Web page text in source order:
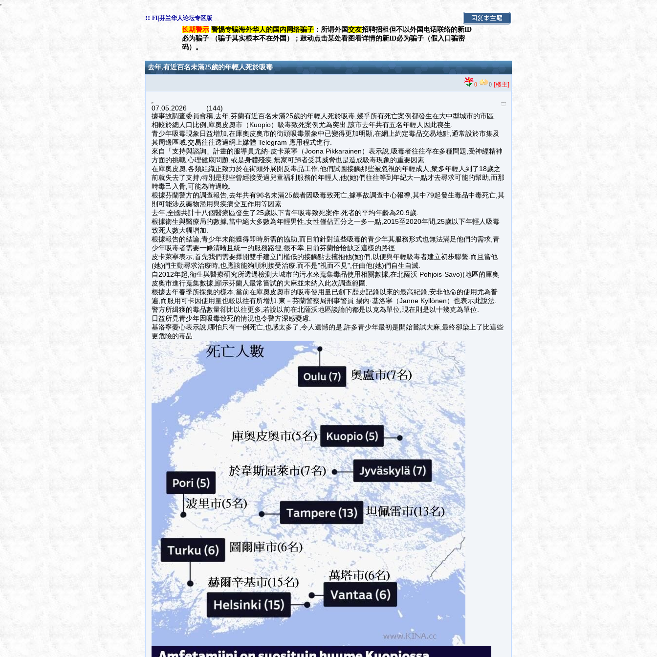
:: FI|芬兰华人论坛专区版
长期警示 警惕专骗海外华人的国内网络骗子 ：所谓外国交友招聘招租但不以外国电话联络的新ID
必为骗子 （骗子其实根本不在外国）；鼓动点击某处看图看详情的新ID必为骗子（假入口骗密
码）。
去年,有近百名未滿25歲的年輕人死於吸毒
0 0 [楼主]
07.05.2026 (144)
據事故調查委員會稱,去年,芬蘭有近百名未滿25歲的年輕人死於吸毒,幾乎所有死亡案例都發生在大中型城市的市區.
相較於總人口比例,庫奧皮奧市（Kuopio）吸毒致死案例尤為突出,該市去年共有五名年輕人因此喪生.
青少年吸毒現象日益增加,在庫奧皮奧市的街頭吸毒景象中已變得更加明顯,在網上約定毒品交易地點,通常設於市集及
其周邊區域.交易往往透過網上媒體 Telegram 應用程式進行.
來自「支持與諮詢」計畫的服導員尤納·皮卡萊寧（Joona Pikkarainen）表示說,吸毒者往往存在多種問題,受神經精神
方面的挑戰,心理健康問題,或是身體殘疾,無家可歸者受其威脅也是造成吸毒現象的重要因素.
在庫奧皮奧,各類組織正致力於在街頭外展開反毒品工作,他們試圖接觸那些被忽視的年輕成人,衆多年輕人到了18歲之
前就失去了支持,特別是那些曾經接受過兒童福利服務的年輕人,他(她)們往往等到年紀大一點才去尋求可能的幫助,而那
時毒己入骨,可能為時過晚.
根據芬蘭警方的調查報告,去年共有96名未滿25歲者因吸毒致死亡,據事故調查中心報導,其中79起發生毒品中毒死亡,其
則可能涉及藥物濫用與疾病交互作用等因素.
去年,全國共計十八個醫療區發生了25歲以下青年吸毒致死案件.死者的平均年齡為20.9歲.
根據衛生與醫療局的數據,當中絕大多數為年輕男性,女性僅佔五分之一多一點,2015至2020年間,25歲以下年輕人吸毒
致死人數大幅增加.
根據報告的結論,青少年未能獲得即時所需的協助,而目前針對這些吸毒的青少年其服務形式也無法滿足他們的需求,青
少年吸毒者需要一條清晰且統一的服務路徑,很不幸,目前芬蘭恰恰缺乏這樣的路徑.
皮卡萊寧表示,首先我們需要撑開雙手建立門檻低的接觸點去擁抱他(她)們,以便與年輕吸毒者建立初步聯繫.而且當他
(她)們主動尋求治療時,也應該能夠順利接受治療.而不是"視而不見",任由他(她)們自生自滅.
自2012年起,衛生與醫療研究所透過檢測大城市的污水來蒐集毒品使用相關數據,在北薩沃 Pohjois-Savo)(地區的庫奧
皮奧市進行蒐集數據,顯示芬蘭人最常嘗試的大麻並未納入此次調查範圍.
根據去年春季所採集的樣本,當前在庫奧皮奧市的吸毒使用量已創下歴史記錄以來的最高紀錄,安非他命的使用尤為普
遍,而服用可卡因使用量也較以往有所增加.東－芬蘭警察局刑事警員 揚內·基洛寧（Janne Kyllönen）也表示此說法.
警方所緝獲的毒品數量卻比以往更多,若說以前在北薩沃地區談論的都是以克為單位,現在則是以十幾克為單位.
日益所見青少年因吸毒致死的情況也令警方深感憂慮.
基洛寧憂心表示說,哪怕只有一例死亡,也感太多了,令人遺憾的是,許多青少年最初是開始嘗試大麻,最終卻染上了比這些
更危險的毒品.